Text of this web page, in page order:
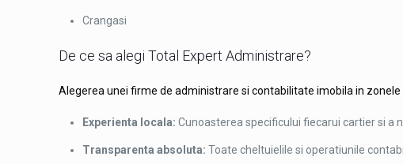
Crangasi
De ce sa alegi Total Expert Administrare?
Alegerea unei firme de administrare si contabilitate imobila in
Experienta locala: Cunoasterea specificului fiecarui cartier si a
Transparenta absoluta: Toate cheltuielile si operatiunile